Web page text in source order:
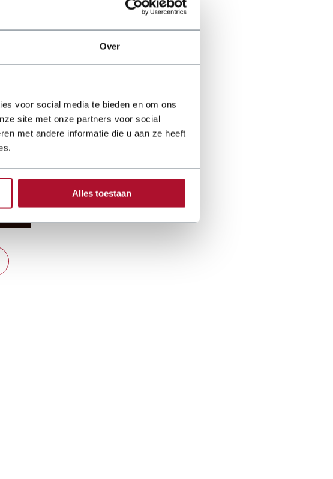
Over
voor social media te bieden en om ons
site met onze partners voor social
met andere informatie die u aan ze heeft
Alles toestaan